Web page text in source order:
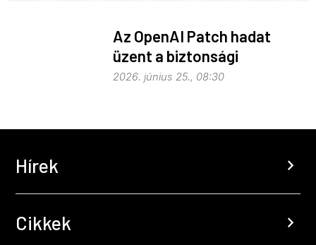
Az OpenAI Patch hadat
üzent a biztonsági
problémáknak
2026. június 25., 08:30
Hírek chevron_right
Cikkek chevron_right